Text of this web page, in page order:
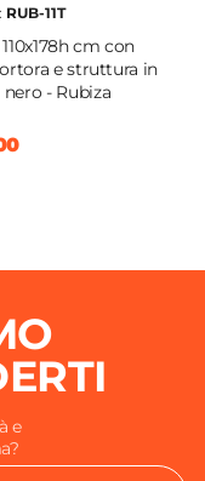
RUB-11T
cm con
e struttura in
- Rubiza
e